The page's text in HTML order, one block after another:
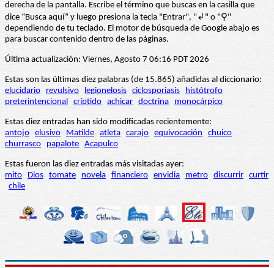
derecha de la pantalla. Escribe el término que buscas en la casilla que
dice “Busca aquí” y luego presiona la tecla "Entrar", "↲" o "⚲"
dependiendo de tu teclado. El motor de búsqueda de Google abajo es
para buscar contenido dentro de las páginas.
Última actualización: Viernes, Agosto 7 06:16 PDT 2026
Estas son las últimas diez palabras (de 15.865) añadidas al diccionario:
elucidario
revulsivo legionelosis ciclosporiasis
histótrofo
preterintencional críptido achicar doctrina monocárpico
Estas diez entradas han sido modificadas recientemente:
antojo elusivo Matilde atleta carajo equivocación
chuico
churrasco
papalote Acapulco
Estas fueron las diez entradas más visitadas ayer:
mito
Dios tomate novela financiero envidia metro discurrir curtir
chile